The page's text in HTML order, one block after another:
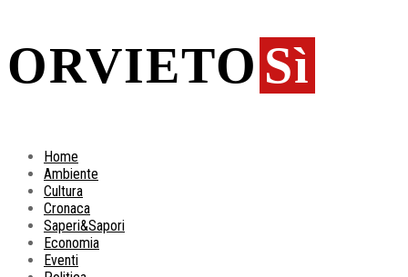
ORVIETO Sì
Home
Ambiente
Cultura
Cronaca
Saperi&Sapori
Economia
Eventi